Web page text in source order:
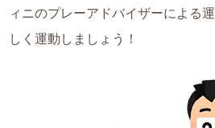
ィニのプレーアドバイザーによる
しく運動しましょう！